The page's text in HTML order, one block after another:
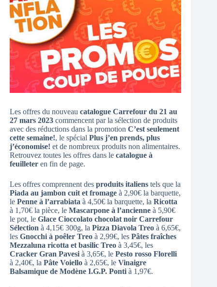
Les offres du nouveau catalogue Carrefour du 21 au
27 mars 2023 commencent par la sélection de produits
avec des réductions dans la promotion C’est seulement
cette semaine!, le spécial Plus j’en prends, plus
j’économise! et de nombreux produits non alimentaires.
Retrouvez toutes les offres dans le catalogue à
feuilleter en fin de page.
Les offres comprennent des produits italiens tels que la
Piada au jambon cuit et fromage à 2,90€ la barquette,
le Penne à l’arrabiata à 4,50€ la barquette, la Ricotta
à 1,70€ la pièce, le Mascarpone à l’ancienne à 5,90€
le pot, le Glace Cioccolato chocolat noir Carrefour
Sélection à 4,15€ 300g, la Pizza Diavola Treo à 6,65€,
les Gnocchi à poêler Treo à 2,99€, les Pâtes fraîches
Mezzaluna ricotta et basilic Treo à 3,45€, les
Cracker Gran Pavesi à 3,65€, le Pesto rosso Florelli
à 2,40€, la Pâte Voiello à 2,65€, le Vinaigre
Balsamique de Modène I.G.P. Ponti à 1,97€.